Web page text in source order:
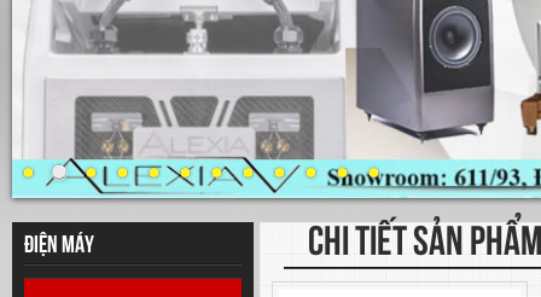
Điện máy CHI TIẾT SẢN PHẨM